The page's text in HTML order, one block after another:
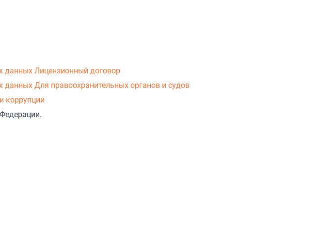
данных Лицензионный договор
данных Для правоохранительных органов и судов
коррупции